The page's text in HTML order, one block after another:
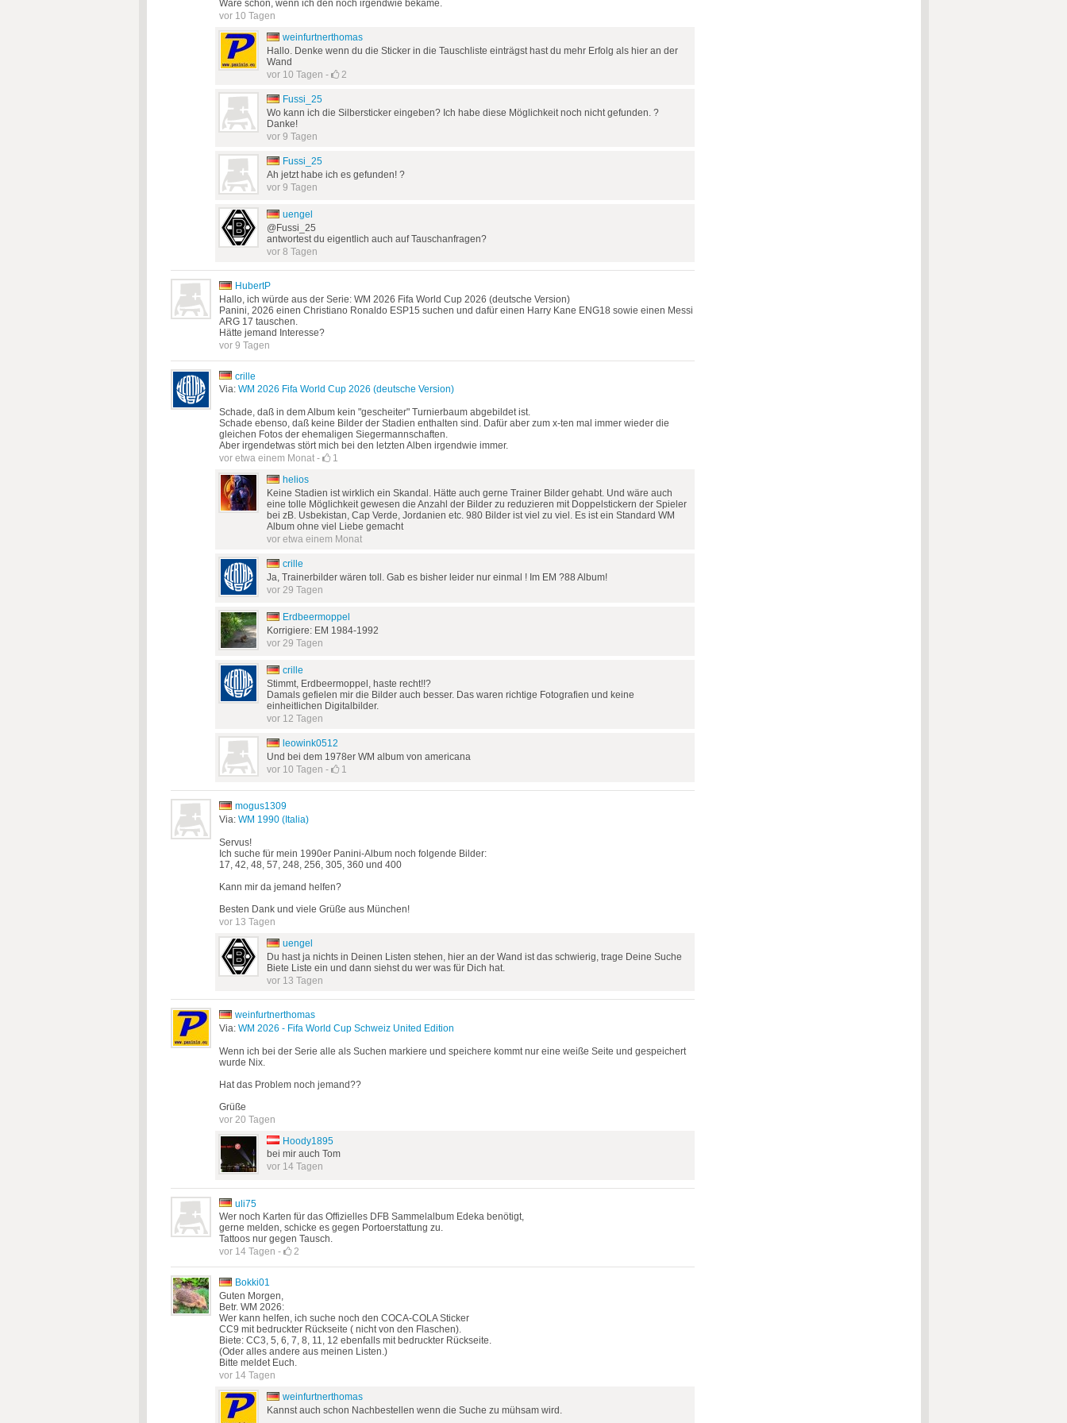
Wäre schön, wenn ich den noch irgendwie bekäme.
vor 10 Tagen
weinfurtnerthomas
Hallo. Denke wenn du die Sticker in die Tauschliste einträgst hast du mehr Erfolg als hier an der
Wand
vor 10 Tagen - 2
Fussi_25
Wo kann ich die Silbersticker eingeben? Ich habe diese Möglichkeit noch nicht gefunden. ?
Danke!
vor 9 Tagen
Fussi_25
Ah jetzt habe ich es gefunden! ?
vor 9 Tagen
uengel
@Fussi_25
antwortest du eigentlich auch auf Tauschanfragen?
vor 8 Tagen
HubertP
Hallo, ich würde aus der Serie: WM 2026 Fifa World Cup 2026 (deutsche Version)
Panini, 2026 einen Christiano Ronaldo ESP15 suchen und dafür einen Harry Kane ENG18 sowie einen Messi
ARG 17 tauschen.
Hätte jemand Interesse?
vor 9 Tagen
crille
Via: WM 2026 Fifa World Cup 2026 (deutsche Version)
Schade, daß in dem Album kein "gescheiter" Turnierbaum abgebildet ist.
Schade ebenso, daß keine Bilder der Stadien enthalten sind. Dafür aber zum x-ten mal immer wieder die
gleichen Fotos der ehemaligen Siegermannschaften.
Aber irgendetwas stört mich bei den letzten Alben irgendwie immer.
vor etwa einem Monat-
1
helios
Keine Stadien ist wirklich ein Skandal. Hätte auch gerne Trainer Bilder gehabt. Und wäre auch
eine tolle Möglichkeit gewesen die Anzahl der Bilder zu reduzieren mit Doppelstickern der Spieler
bei zB. Usbekistan, Cap Verde, Jordanien etc. 980 Bilder ist viel zu viel. Es ist ein Standard WM
Album ohne viel Liebe gemacht
vor etwa einem Monat
crille
Ja, Trainerbilder wären toll. Gab es bisher leider nur einmal ! Im EM ?88 Album!
vor 29 Tagen
Erdbeermoppel
Korrigiere: EM 1984-1992
vor 29 Tagen
crille
Stimmt, Erdbeermoppel, haste recht!!?
Damals gefielen mir die Bilder auch besser. Das waren richtige Fotografien und keine
einheitlichen Digitalbilder.
vor 12 Tagen
leowink0512
Und bei dem 1978er WM album von americana
vor 10 Tagen - 1
mogus1309
Via: WM 1990 (Italia)
Servus!
Ich suche für mein 1990er Panini-Album noch folgende Bilder:
17, 42, 48, 57, 248, 256, 305, 360 und 400
Kann mir da jemand helfen?
Besten Dank und viele Grüße aus München!
vor 13 Tagen
uengel
Du hast ja nichts in Deinen Listen stehen, hier an der Wand ist das schwierig, trage Deine Suche
Biete Liste ein und dann siehst du wer was für Dich hat.
vor 13 Tagen
weinfurtnerthomas
Via: WM 2026 - Fifa World Cup Schweiz United Edition
Wenn ich bei der Serie alle als Suchen markiere und speichere kommt nur eine weiße Seite und gespeichert
wurde Nix.
Hat das Problem noch jemand??
Grüße
vor 20 Tagen
Hoody1895
bei mir auch Tom
vor 14 Tagen
uli75
Wer noch Karten für das Offizielles DFB Sammelalbum Edeka benötigt,
gerne melden, schicke es gegen Portoerstattung zu.
Tattoos nur gegen Tausch.
vor 14 Tagen - 2
Bokki01
Guten Morgen,
Betr. WM 2026:
Wer kann helfen, ich suche noch den COCA-COLA Sticker
CC9 mit bedruckter Rückseite ( nicht von den Flaschen).
Biete: CC3, 5, 6, 7, 8, 11, 12 ebenfalls mit bedruckter Rückseite.
(Oder alles andere aus meinen Listen.)
Bitte meldet Euch.
vor 14 Tagen
weinfurtnerthomas
Kannst auch schon Nachbestellen wenn die Suche zu mühsam wird.